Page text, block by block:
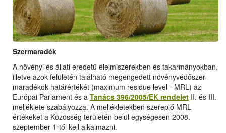
Szermaradék
A növényi és állati eredetű élelmiszerekben és takarmányokban,
illetve azok felületén található megengedett növényvédőszer-
maradékok határértékét (maximum residue level - MRL) az
Európai Parlament és a Tanács 396/2005/EK rendelet II. és III.
melléklete szabályozza. A mellékletekben szereplő MRL
értékeket a Közösség területén belül egységesen 2008.
szeptember 1-től kell alkalmazni.